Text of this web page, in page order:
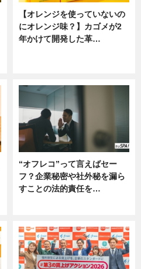
【オレンジを使っていないの
にオレンジ味？】カゴメが2
年かけて開発した革…
“オフレコ”って言えばセー
フ？企業秘密や社外秘を漏ら
すことの法的責任を…